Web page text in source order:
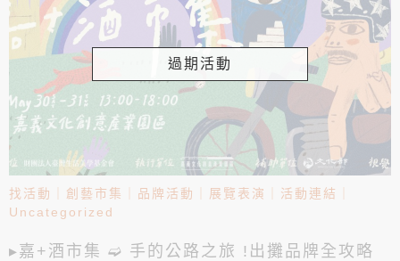
過期活動
找活動 創藝市集 品牌活動 展覽表演 活動連結
Uncategorized
▸嘉+酒市集 ➫ 手的公路之旅 !出攤品牌全攻略